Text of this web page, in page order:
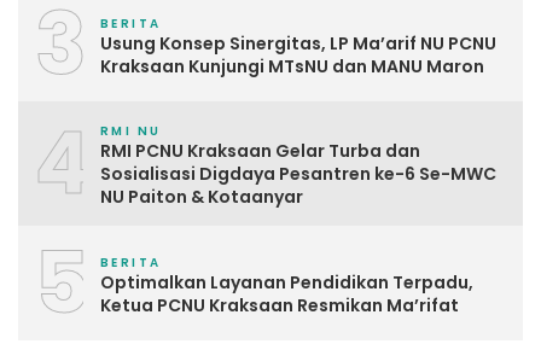
3 BERITA
Usung Konsep Sinergitas, LP Ma’arif NU PCNU
Kraksaan Kunjungi MTsNU dan MANU Maron
4 RMI NU
RMI PCNU Kraksaan Gelar Turba dan
Sosialisasi Digdaya Pesantren ke-6 Se-MWC
NU Paiton & Kotaanyar
5 BERITA
Optimalkan Layanan Pendidikan Terpadu,
Ketua PCNU Kraksaan Resmikan Ma’rifat